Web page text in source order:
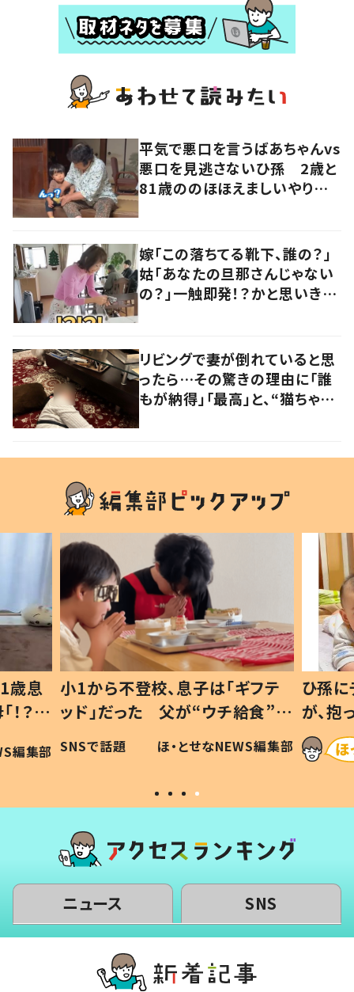
平気で悪口を言うばあちゃんvs
悪口を見逃さないひ孫 2歳と
81歳ののほほえましいやり取り
嫁「この落ちてる靴下、誰の？」
姑「あなたの旦那さんじゃない
の？」一触即発！？かと思いき
リビングで妻が倒れていると思
ったら…その驚きの理由に「誰
もが納得」「最高」と、“猫ちゃん
歳息
？」
編集部
小1から不登校、息子は「ギフテ
ッド」だった 父が“ウチ給食”を
作り続ける理由とは #令和の親
#令和の子
SNSで話題 ほ・とせなNEWS編集部
ひ孫
が、
「涙が
い」
ニュース SNS